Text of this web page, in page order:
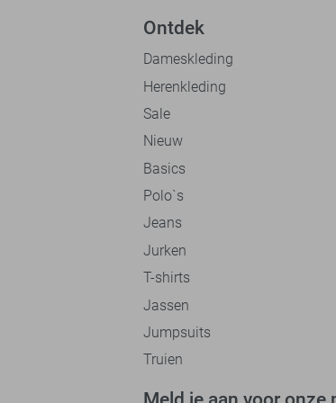
Ontdek
Dameskleding
Herenkleding
Sale
Nieuw
Basics
Polo`s
Jeans
Jurken
T-shirts
Jassen
Jumpsuits
Truien